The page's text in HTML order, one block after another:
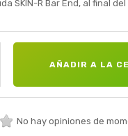
SKIN-R Bar End, al final
AÑADIR A LA
No hay opiniones de